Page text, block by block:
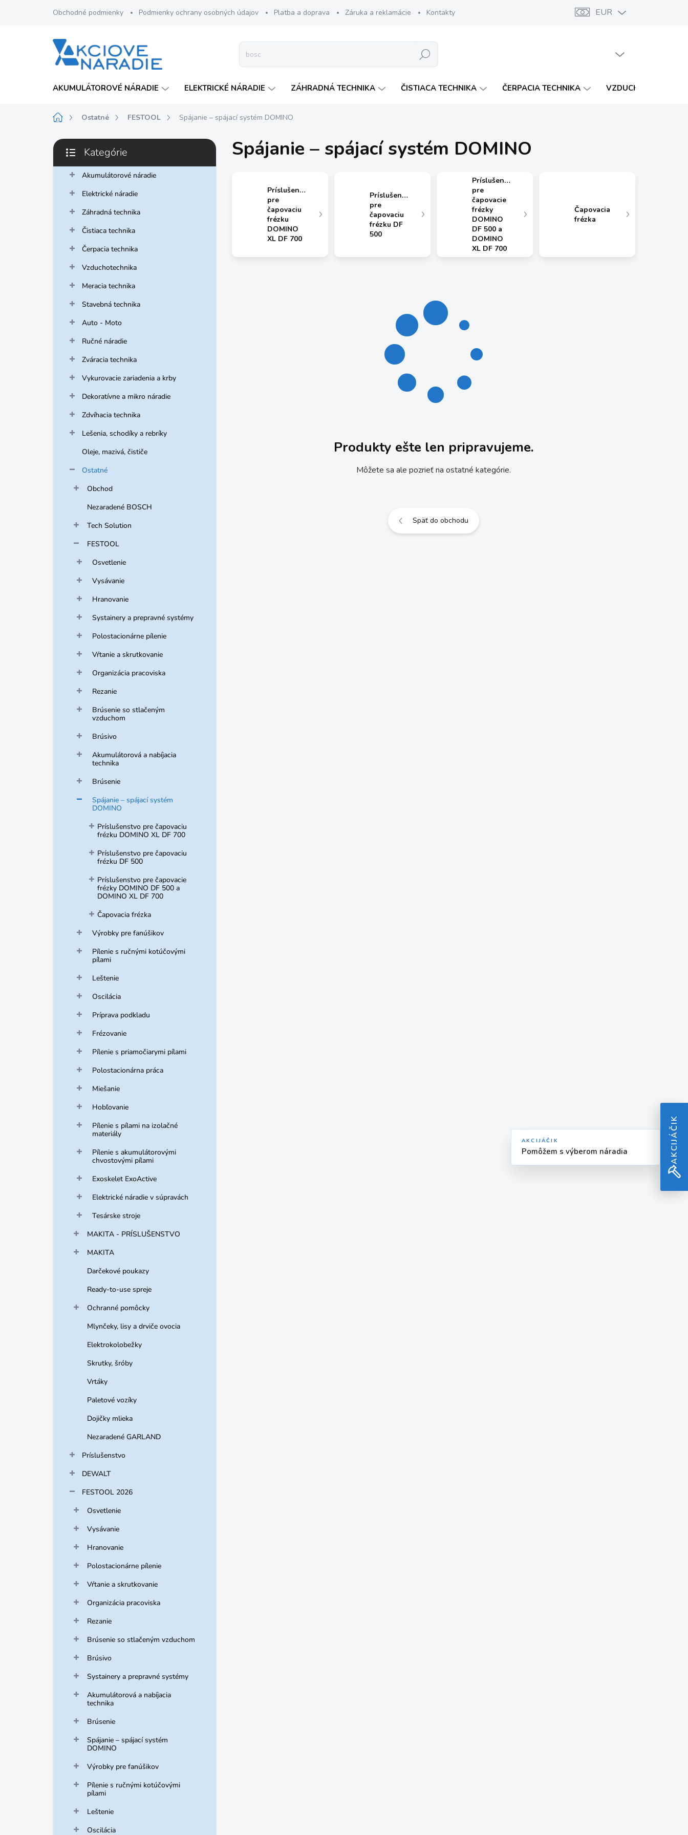
Obchodné podmienky Podmienky ochrany osobných údajov Platba a doprava Záruka a reklamácie Kontakty Vernostný program
EUR
Hľadať
AKUMULÁTOROVÉ NÁRADIE ELEKTRICKÉ NÁRADIE ZÁHRADNÁ TECHNIKA ČISTIACA TECHNIKA ČERPACIA TECHNIKA VZDUCHOTECHNIKA
DomovOstatné FESTOOL Spájanie – spájací systém DOMINO
B
č
Preskočiť
kategórie
Kategórie
Akumulátorové náradie
Elektrické náradie
Záhradná technika
Čistiaca technika
Čerpacia technika
Vzduchotechnika
Meracia technika
Stavebná technika
Auto - Moto
Ručné náradie
Zváracia technika
Vykurovacie zariadenia a krby
Dekoratívne a mikro náradie
Zdvíhacia technika
Lešenia, schodíky a rebríky
Oleje, mazivá, čističe
Ostatné
Obchod
Nezaradené BOSCH
Tech Solution
FESTOOL
Osvetlenie
Vysávanie
Hranovanie
Systainery a prepravné systémy
Polostacionárne pílenie
Vŕtanie a skrutkovanie
Organizácia pracoviska
Rezanie
Brúsenie so stlačeným
vzduchom
Brúsivo
Akumulátorová a nabíjacia
technika
Brúsenie
Spájanie – spájací systém
DOMINO
Príslušenstvo pre čapovaciu
frézku DOMINO XL DF 700
Príslušenstvo pre čapovaciu
frézku DF 500
Príslušenstvo pre čapovacie
frézky DOMINO DF 500 a
DOMINO XL DF 700
Čapovacia frézka
Výrobky pre fanúšikov
Pílenie s ručnými kotúčovými
pílami
Leštenie
Oscilácia
Príprava podkladu
Frézovanie
Pílenie s priamočiarymi pílami
Polostacionárna práca
Miešanie
Hobľovanie
Pílenie s pílami na izolačné
materiály
Pílenie s akumulátorovými
chvostovými pílami
Exoskelet ExoActive
Elektrické náradie v súpravách
Tesárske stroje
MAKITA - PRÍSLUŠENSTVO
MAKITA
Darčekové poukazy
Ready-to-use spreje
Ochranné pomôcky
Mlynčeky, lisy a drviče ovocia
Elektrokolobežky
Skrutky, šróby
Vrtáky
Paletové vozíky
Dojičky mlieka
Nezaradené GARLAND
Príslušenstvo
DEWALT
FESTOOL 2026
Osvetlenie
Vysávanie
Hranovanie
Polostacionárne pílenie
Vŕtanie a skrutkovanie
Organizácia pracoviska
Rezanie
Brúsenie so stlačeným vzduchom
Brúsivo
Systainery a prepravné systémy
Akumulátorová a nabíjacia
technika
Brúsenie
Spájanie – spájací systém
DOMINO
Výrobky pre fanúšikov
Pílenie s ručnými kotúčovými
pílami
Leštenie
Oscilácia
Spájanie – spájací systém DOMINO
Príslušenstvo
pre
čapovaciu
frézku
DOMINO
XL DF 700
Príslušenstvo
pre
čapovaciu
frézku DF
500
Príslušenstvo
pre
čapovacie
frézky
DOMINO
DF 500 a
DOMINO
XL DF 700
Čapovacia
frézka
Produkty ešte len pripravujeme.
Môžete sa ale pozrieť na ostatné kategórie.
Späť do obchodu
AKCIJÁČIK
Pomôžem s výberom náradia AKCIJÁČIK